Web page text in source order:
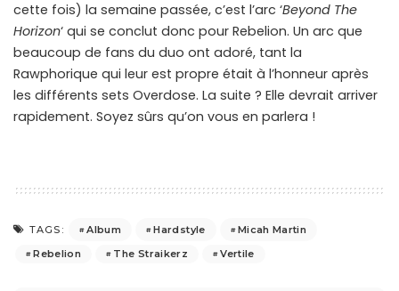
cette fois) la semaine passée, c’est l’arc ‘Beyond The
Horizon‘ qui se conclut donc pour Rebelion. Un arc que
beaucoup de fans du duo ont adoré, tant la
Rawphorique qui leur est propre était à l’honneur après
les différents sets Overdose. La suite ? Elle devrait arriver
rapidement. Soyez sûrs qu’on vous en parlera !
TAGS: Album Hardstyle
Micah Martin
Rebelion
The Straikerz Vertile